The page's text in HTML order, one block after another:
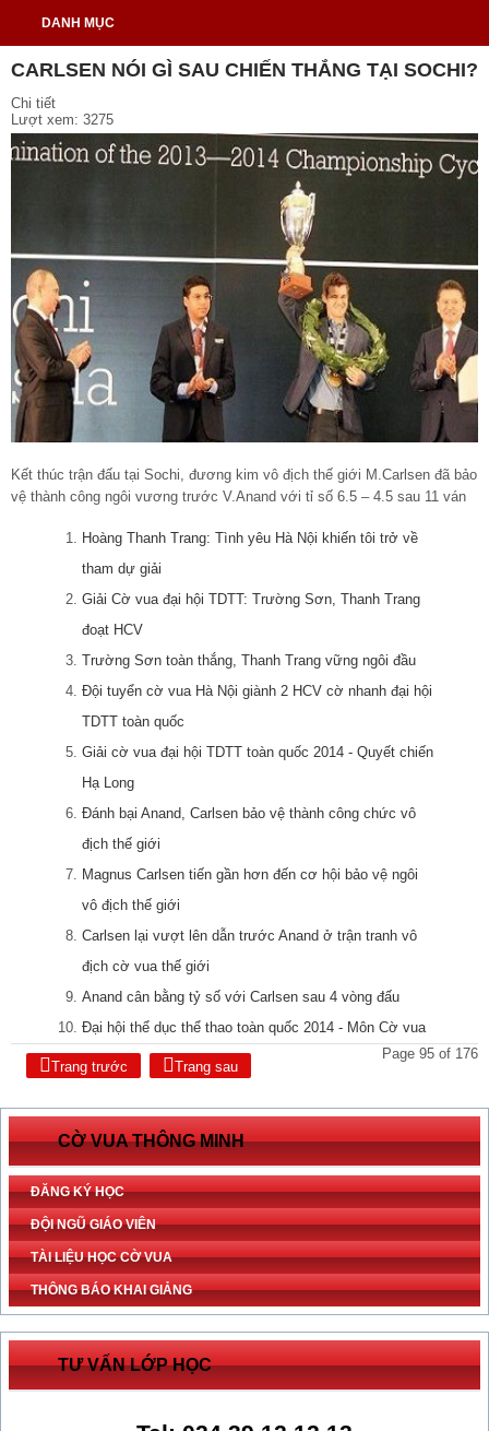
DANH MỤC
CARLSEN NÓI GÌ SAU CHIẾN THẮNG TẠI SOCHI?
Chi tiết
Lượt xem: 3275
Kết thúc trận đấu tại Sochi, đương kim vô địch thế giới M.Carlsen đã bảo
vệ thành công ngôi vương trước V.Anand với tỉ số 6.5 – 4.5 sau 11 ván
Hoàng Thanh Trang: Tình yêu Hà Nội khiến tôi trở về
tham dự giải
Giải Cờ vua đại hội TDTT: Trường Sơn, Thanh Trang
đoạt HCV
Trường Sơn toàn thắng, Thanh Trang vững ngôi đầu
Đội tuyển cờ vua Hà Nội giành 2 HCV cờ nhanh đại hội
TDTT toàn quốc
Giải cờ vua đại hội TDTT toàn quốc 2014 - Quyết chiến
Hạ Long
Đánh bại Anand, Carlsen bảo vệ thành công chức vô
địch thế giới
Magnus Carlsen tiến gần hơn đến cơ hội bảo vệ ngôi
vô địch thế giới
Carlsen lại vượt lên dẫn trước Anand ở trận tranh vô
địch cờ vua thế giới
Anand cân bằng tỷ số với Carlsen sau 4 vòng đấu
Đại hội thể dục thể thao toàn quốc 2014 - Môn Cờ vua
Page 95 of 176
Trang trước
Trang sau
CỜ VUA THÔNG MINH
ĐĂNG KÝ HỌC
ĐỘI NGŨ GIÁO VIÊN
TÀI LIỆU HỌC CỜ VUA
THÔNG BÁO KHAI GIẢNG
TƯ VẤN LỚP HỌC